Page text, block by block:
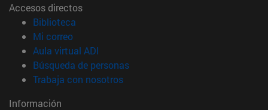
Accesos directos
Biblioteca
Mi correo(abre en nueva ventana)
Aula virtual ADI
Búsqueda de personas(abre en nueva ventana)
Trabaja con nosotros(abre en nueva ventana)
Información